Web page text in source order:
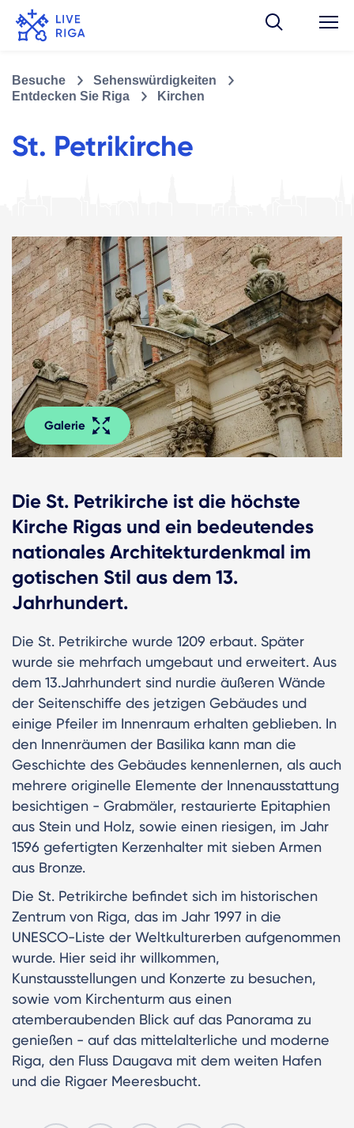
Besuche
Sehenswürdigkeiten
Entdecken Sie Riga
Kirchen
St. Petrikirche
Galerie
Die St. Petrikirche ist die höchste
Kirche Rigas und ein bedeutendes
nationales Architekturdenkmal im
gotischen Stil aus dem 13.
Jahrhundert.
Die St. Petrikirche wurde 1209 erbaut. Später
wurde sie mehrfach umgebaut und erweitert. Aus
dem 13.Jahrhundert sind nurdie äußeren Wände
der Seitenschiffe des jetzigen Gebäudes und
einige Pfeiler im Innenraum erhalten geblieben. In
den Innenräumen der Basilika kann man die
Geschichte des Gebäudes kennenlernen, als auch
mehrere originelle Elemente der Innenausstattung
besichtigen - Grabmäler, restaurierte Epitaphien
aus Stein und Holz, sowie einen riesigen, im Jahr
1596 gefertigten Kerzenhalter mit sieben Armen
aus Bronze.
Die St. Petrikirche befindet sich im historischen
Zentrum von Riga, das im Jahr 1997 in die
UNESCO-Liste der Weltkulturerben aufgenommen
wurde. Hier seid ihr willkommen,
Kunstausstellungen und Konzerte zu besuchen,
sowie vom Kirchenturm aus einen
atemberaubenden Blick auf das Panorama zu
genießen - auf das mittelalterliche und moderne
Riga, den Fluss Daugava mit dem weiten Hafen
und die Rigaer Meeresbucht.